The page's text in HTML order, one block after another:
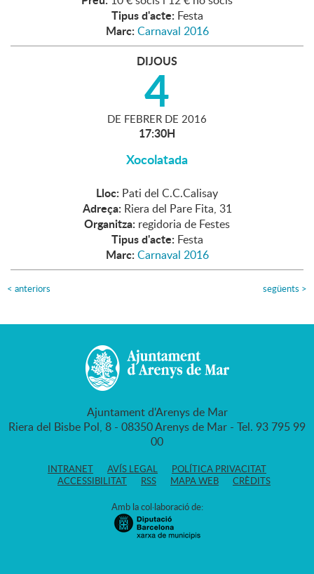
Tipus d'acte: Festa
Marc: Carnaval 2016
DIJOUS
4
DE FEBRER DE 2016
17:30H
Xocolatada
Lloc: Pati del C.C.Calisay
Adreça: Riera del Pare Fita, 31
Organitza: regidoria de Festes
Tipus d'acte: Festa
Marc: Carnaval 2016
< anteriors següents >
Ajuntament d'Arenys de Mar
Riera del Bisbe Pol, 8 - 08350 Arenys de Mar - Tel. 93 795 99
00
INTRANET AVÍS LEGAL
POLÍTICA PRIVACITAT
ACCESSIBILITAT
RSS MAPA WEB CRÈDITS
Amb la col·laboració de: